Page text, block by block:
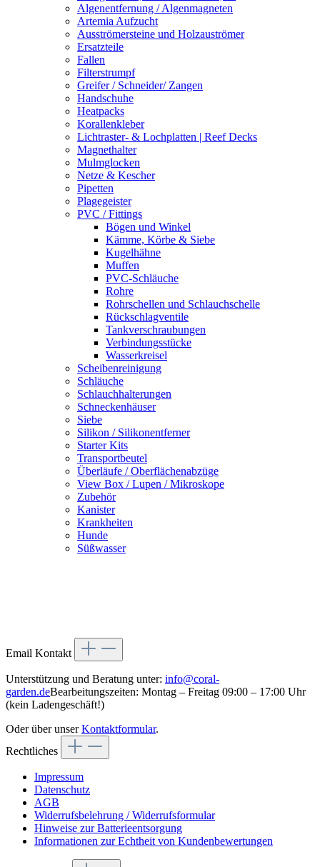
Algenentfernung / Algenmagneten
Artemia Aufzucht
Ausströmersteine und Holzauströmer
Ersatzteile
Fallen
Filterstrumpf
Greifer / Schneider/ Zangen
Handschuhe
Heatpacks
Korallenkleber
Lichtraster- & Lochplatten | Reef Decks
Magnethalter
Mulmglocken
Netze & Kescher
Pipetten
Plagegeister
PVC / Fittings
Bögen und Winkel
Kämme, Körbe & Siebe
Kugelhähne
Muffen
PVC-Schläuche
Rohre
Rohrschellen und Schlauchschelle
Rückschlagventile
Tankverschraubungen
Verbindungsstücke
Wasserkreisel
Scheibenreinigung
Schläuche
Schlauchhalterungen
Schneckenhäuser
Siebe
Silikon / Silikonentferner
Starter Kits
Transportbeutel
Überläufe / Oberflächenabzüge
View Box / Lupen / Mikroskope
Zubehör
Kanister
Krankheiten
Hunde
Süßwasser
Email Kontakt
Unterstützung und Beratung unter: info@coral-
garden.deBearbeitungszeiten: Montag – Freitag 09:00 – 17:00 Uhr
(kein Ladengeschäft!)
Oder über unserKontaktformular.
Rechtliches
Impressum
Datenschutz
AGB
Widerrufsbelehrung / Widerrufsformular
Hinweise zur Batterieentsorgung
Informationen zur Echtheit von Kundenbewertungen